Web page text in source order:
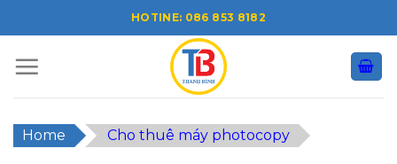
to
content
HOTINE: 086 853 8182
Home Cho thuê máy photocopy